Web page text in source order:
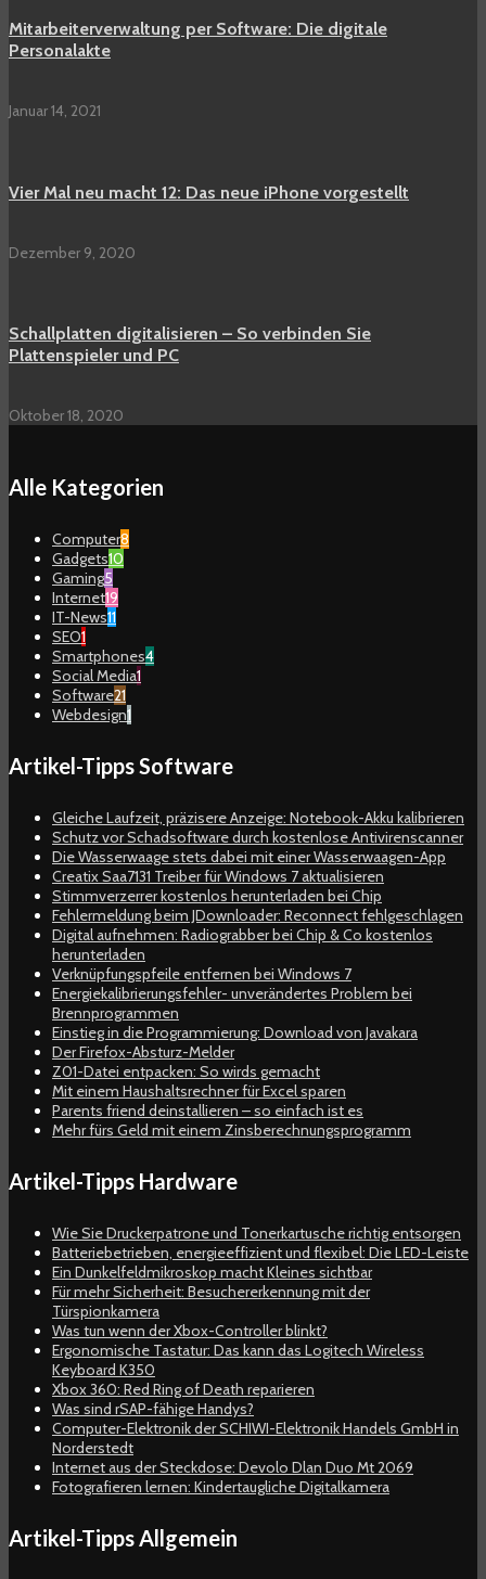
Mitarbeiterverwaltung per Software: Die digitale
Personalakte
Januar 14, 2021
Vier Mal neu macht 12: Das neue iPhone vorgestellt
Dezember 9, 2020
Schallplatten digitalisieren – So verbinden Sie
Plattenspieler und PC
Oktober 18, 2020
Alle Kategorien
Computer8
Gadgets10
Gaming5
Internet19
IT-News11
SEO1
Smartphones4
Social Media1
Software21
Webdesign1
Artikel-Tipps Software
Gleiche Laufzeit, präzisere Anzeige: Notebook-Akku kalibrieren
Schutz vor Schadsoftware durch kostenlose Antivirenscanner
Die Wasserwaage stets dabei mit einer Wasserwaagen-App
Creatix Saa7131 Treiber für Windows 7 aktualisieren
Stimmverzerrer kostenlos herunterladen bei Chip
Fehlermeldung beim JDownloader: Reconnect fehlgeschlagen
Digital aufnehmen: Radiograbber bei Chip & Co kostenlos
herunterladen
Verknüpfungspfeile entfernen bei Windows 7
Energiekalibrierungsfehler- unverändertes Problem bei
Brennprogrammen
Einstieg in die Programmierung: Download von Javakara
Der Firefox-Absturz-Melder
Z01-Datei entpacken: So wirds gemacht
Mit einem Haushaltsrechner für Excel sparen
Parents friend deinstallieren – so einfach ist es
Mehr fürs Geld mit einem Zinsberechnungsprogramm
Artikel-Tipps Hardware
Wie Sie Druckerpatrone und Tonerkartusche richtig entsorgen
Batteriebetrieben, energieeffizient und flexibel: Die LED-Leiste
Ein Dunkelfeldmikroskop macht Kleines sichtbar
Für mehr Sicherheit: Besuchererkennung mit der
Türspionkamera
Was tun wenn der Xbox-Controller blinkt?
Ergonomische Tastatur: Das kann das Logitech Wireless
Keyboard K350
Xbox 360: Red Ring of Death reparieren
Was sind rSAP-fähige Handys?
Computer-Elektronik der SCHIWI-Elektronik Handels GmbH in
Norderstedt
Internet aus der Steckdose: Devolo Dlan Duo Mt 2069
Fotografieren lernen: Kindertaugliche Digitalkamera
Artikel-Tipps Allgemein